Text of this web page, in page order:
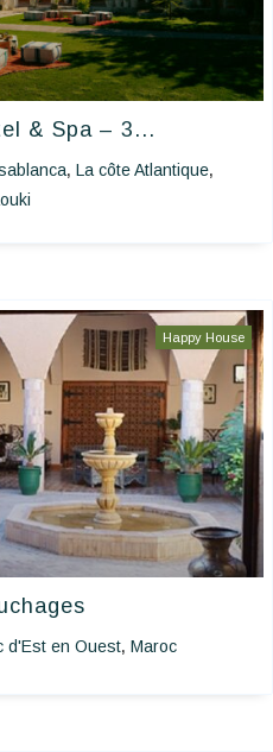
& Spa – 3...
, La côte Atlantique,
Happy House
d'Est en Ouest, Maroc